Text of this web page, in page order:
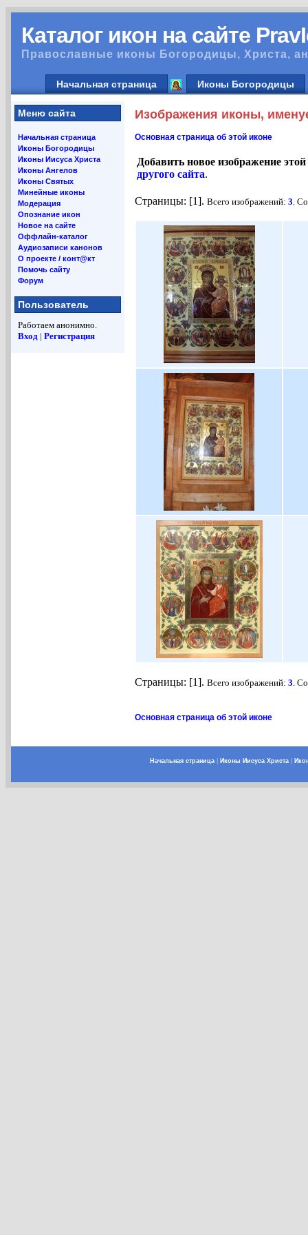
Каталог икон на сайте
Православные иконы Богородицы, Христа,
Начальная страница Иконы Богородицы
Меню сайта
Начальная страница
Иконы Богородицы
Иконы Иисуса Христа
Иконы Ангелов
Иконы Святых
Минейные иконы
Модерация
Опознание икон
Новое на сайте
Оффлайн-каталог
Аудиозаписи канонов
О проекте / конт@кт
Помочь сайту
Форум
Пользователь
Работаем анонимно.
Вход | Регистрация
Изображения иконы,
Основная страница об этой иконе
Добавить новое изображение
другого сайта.
Страницы: [1]. Всего изображений: 3.
Страницы: [1]. Всего изображений: 3.
Основная страница об этой иконе
Начальная страница| Иконы Иисуса Христа|